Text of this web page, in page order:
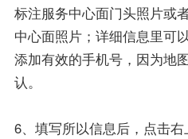
标注服务中心面门头照片或
中心面照片；详细信息里可
添加有效的手机号，因为地
认。
6、填写所以信息后，点击右